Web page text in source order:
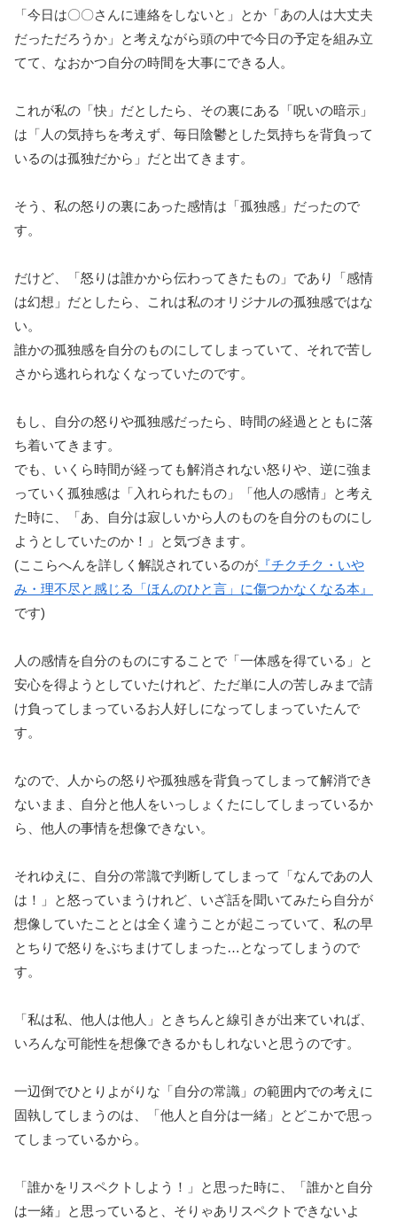
「今日は〇〇さんに連絡をしないと」とか「あの人は大丈夫
だっただろうか」と考えながら頭の中で今日の予定を組み立
てて、なおかつ自分の時間を大事にできる人。
これが私の「快」だとしたら、その裏にある「呪いの暗示」
は「人の気持ちを考えず、毎日陰鬱とした気持ちを背負って
いるのは孤独だから」だと出てきます。
そう、私の怒りの裏にあった感情は「孤独感」だったので
す。
だけど、「怒りは誰かから伝わってきたもの」であり「感情
は幻想」だとしたら、これは私のオリジナルの孤独感ではな
い。
誰かの孤独感を自分のものにしてしまっていて、それで苦し
さから逃れられなくなっていたのです。
もし、自分の怒りや孤独感だったら、時間の経過とともに落
ち着いてきます。
でも、いくら時間が経っても解消されない怒りや、逆に強ま
っていく孤独感は「入れられたもの」「他人の感情」と考え
た時に、「あ、自分は寂しいから人のものを自分のものにし
ようとしていたのか！」と気づきます。
(ここらへんを詳しく解説されているのが 『チクチク・いや
み・理不尽と感じる「ほんのひと言」に傷つかなくなる本』
です)
人の感情を自分のものにすることで「一体感を得ている」と
安心を得ようとしていたけれど、ただ単に人の苦しみまで請
け負ってしまっているお人好しになってしまっていたんで
す。
なので、人からの怒りや孤独感を背負ってしまって解消でき
ないまま、自分と他人をいっしょくたにしてしまっているか
ら、他人の事情を想像できない。
それゆえに、自分の常識で判断してしまって「なんであの人
は！」と怒っていまうけれど、いざ話を聞いてみたら自分が
想像していたこととは全く違うことが起こっていて、私の早
とちりで怒りをぶちまけてしまった…となってしまうので
す。
「私は私、他人は他人」ときちんと線引きが出来ていれば、
いろんな可能性を想像できるかもしれないと思うのです。
一辺倒でひとりよがりな「自分の常識」の範囲内での考えに
固執してしまうのは、「他人と自分は一緒」とどこかで思っ
てしまっているから。
「誰かをリスペクトしよう！」と思った時に、「誰かと自分
は一緒」と思っていると、そりゃあリスペクトできないよ